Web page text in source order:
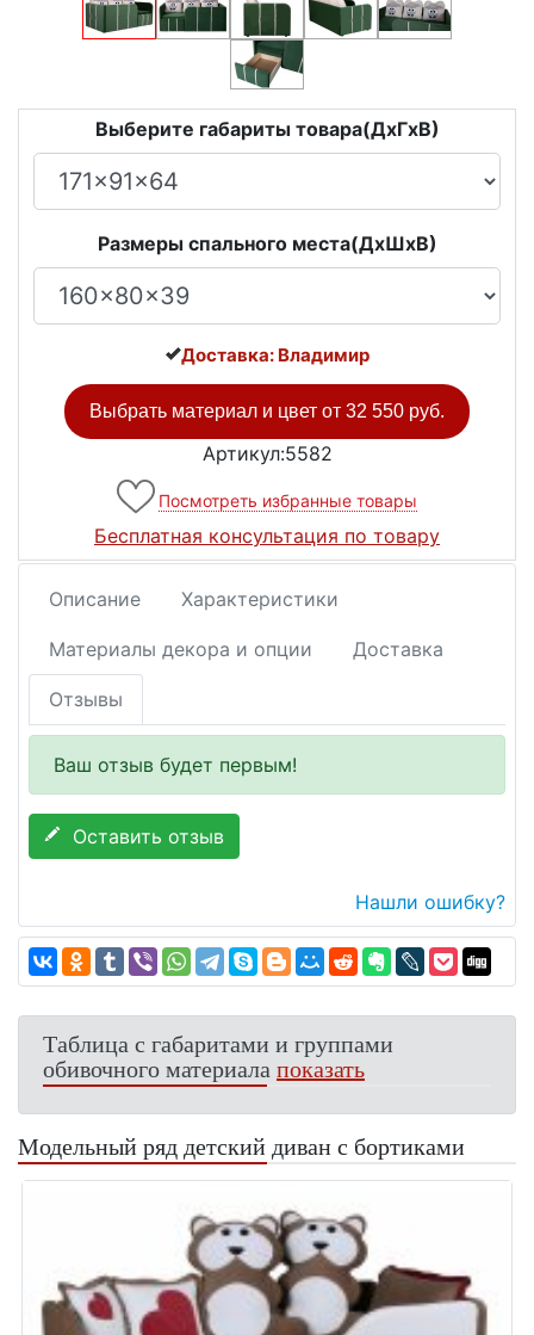
Выберите габариты товара(ДxГxВ)
Размеры спального места(ДxШxВ)
Доставка: Владимир
Выбрать материал и цвет от 32 550 руб.
Артикул:5582
Посмотреть избранные товары
Бесплатная консультация по товару
Описание Характеристики
Материалы декора и опции Доставка
Отзывы
Ваш отзыв будет первым!
Оставить отзыв
Нашли ошибку?
Таблица с габаритами и группами
обивочного материалапоказать
Модельный ряд детский диван с бортиками